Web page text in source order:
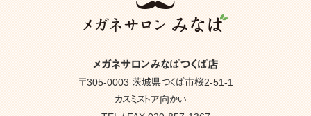
メガネサロンみなばつくば店
〒305-0003 茨城県つくば市桜2-51-1
カスミストア向かい